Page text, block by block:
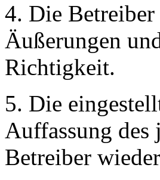
4. Die
Äußerungen
Richtigkeit.
5. Die
Auffassung
Betreiber